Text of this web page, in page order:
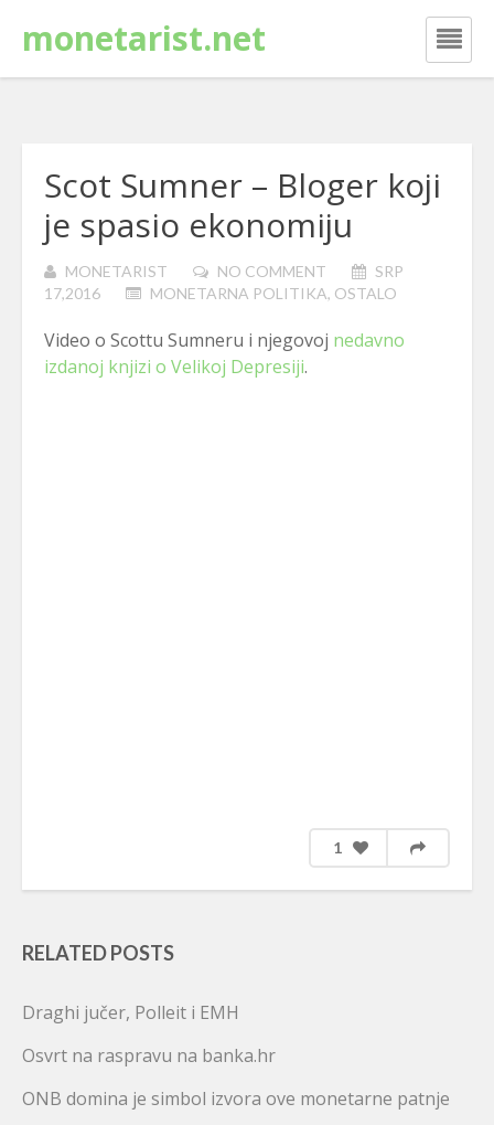
monetarist.net
Scot Sumner – Bloger koji
je spasio ekonomiju
MONETARIST NO COMMENT
SRP
17,2016
MONETARNA POLITIKA, OSTALO
Video o Scottu Sumneru i njegovoj nedavno
izdanoj knjizi o Velikoj Depresiji.
1
RELATED POSTS
Draghi jučer, Polleit i EMH
Osvrt na raspravu na banka.hr
ONB domina je simbol izvora ove monetarne patnje